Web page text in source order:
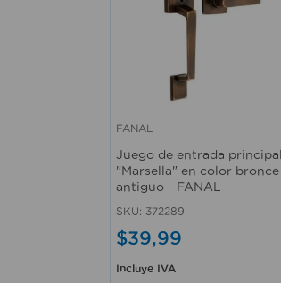
Vista rápida
FANAL
Juego de entrada principal
"Marsella" en color bronce
antiguo - FANAL
SKU: 372289
$39,99
Incluye IVA